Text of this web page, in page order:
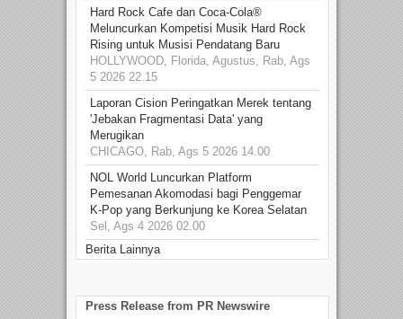
Hard Rock Cafe dan Coca-Cola®
Meluncurkan Kompetisi Musik Hard Rock
Rising untuk Musisi Pendatang Baru
HOLLYWOOD, Florida, Agustus, Rab, Ags
5 2026 22.15
Laporan Cision Peringatkan Merek tentang
'Jebakan Fragmentasi Data' yang
Merugikan
CHICAGO, Rab, Ags 5 2026 14.00
NOL World Luncurkan Platform
Pemesanan Akomodasi bagi Penggemar
K-Pop yang Berkunjung ke Korea Selatan
Sel, Ags 4 2026 02.00
Berita Lainnya
Press Release from PR Newswire